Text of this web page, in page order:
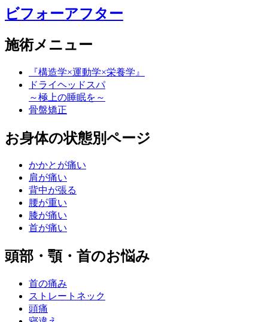
ビフォーアフター
施術メニュー
『構造学×運動学×栄養学』
ドライヘッドスパ
～極上の睡眠を～
骨盤矯正
お身体の状態別ページ
かかとが痛い
肩が痛い
背中が張る
腰が重い
膝が痛い
首が痛い
頭部・顎・首のお悩み
首の痛み
ストレートネック
頭痛